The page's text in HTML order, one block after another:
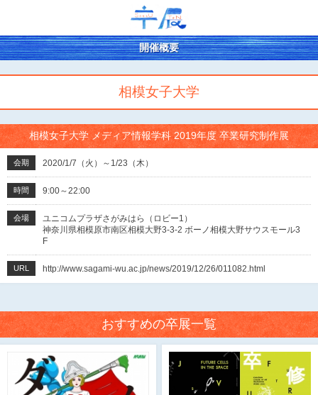
開催概要
相模女子大学
相模女子大学 メディア情報学科 2019年度 卒業研究制作展
会期 2020/1/7（火）～1/23（木）
時間 9:00～22:00
会場
ユニコムプラザさがみはら（ロビー1）
神奈川県相模原市南区相模大野3-3-2 ボーノ相模大野サウスモール3
F
URL http://www.sagami-wu.ac.jp/news/2019/12/26/011082.html
おすすめの卒展一覧